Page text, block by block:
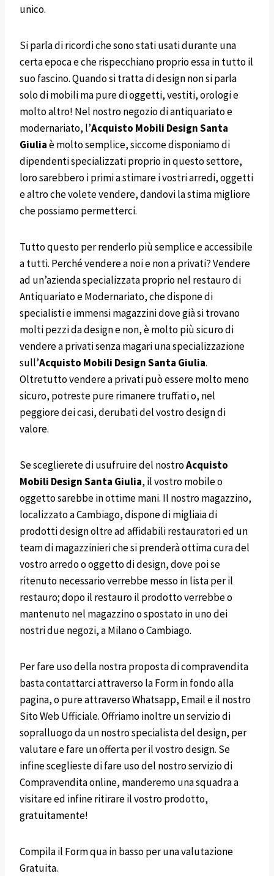
unico.
Si parla di ricordi che sono stati usati durante una
certa epoca e che rispecchiano proprio essa in tutto il
suo fascino. Quando si tratta di design non si parla
solo di mobili ma pure di oggetti, vestiti, orologi e
molto altro! Nel nostro negozio di antiquariato e
modernariato, l’Acquisto Mobili DesignSanta
Giuliaè molto semplice, siccome disponiamo di
dipendenti specializzati proprio in questo settore,
loro sarebbero i primi a stimare i vostri arredi, oggetti
e altro che volete vendere, dandovi la stima migliore
che possiamo permetterci.
Tutto questo per renderlo più semplice e accessibile
a tutti. Perché vendere a noi e non a privati? Vendere
ad un’azienda specializzata proprio nel restauro di
Antiquariato e Modernariato, che dispone di
specialisti e immensi magazzini dove già si trovano
molti pezzi da design e non, è molto più sicuro di
vendere a privati senza magari una specializzazione
sull’Acquisto Mobili DesignSanta Giulia.
Oltretutto vendere a privati può essere molto meno
sicuro, potreste pure rimanere truffati o, nel
peggiore dei casi, derubati del vostro design di
valore.
Se sceglierete di usufruire del nostroAcquisto
Mobili DesignSanta Giulia, il vostro mobile o
oggetto sarebbe in ottime mani. Il nostro magazzino,
localizzato a Cambiago, dispone di migliaia di
prodotti design oltre ad affidabili restauratori ed un
team di magazzinieri che si prenderà ottima cura del
vostro arredo o oggetto di design, dove poi se
ritenuto necessario verrebbe messo in lista per il
restauro; dopo il restauro il prodotto verrebbe o
mantenuto nel magazzino o spostato in uno dei
nostri due negozi, a Milano o Cambiago.
Per fare uso della nostra proposta di compravendita
basta contattarci attraverso la Form in fondo alla
pagina, o pure attraverso Whatsapp, Email e il nostro
Sito Web Ufficiale. Offriamo inoltre un servizio di
sopralluogo da un nostro specialista del design, per
valutare e fare un offerta per il vostro design. Se
infine sceglieste di fare uso del nostro servizio di
Compravendita online, manderemo una squadra a
visitare ed infine ritirare il vostro prodotto,
gratuitamente!
Compila il Form qua in basso per una valutazione
Gratuita.